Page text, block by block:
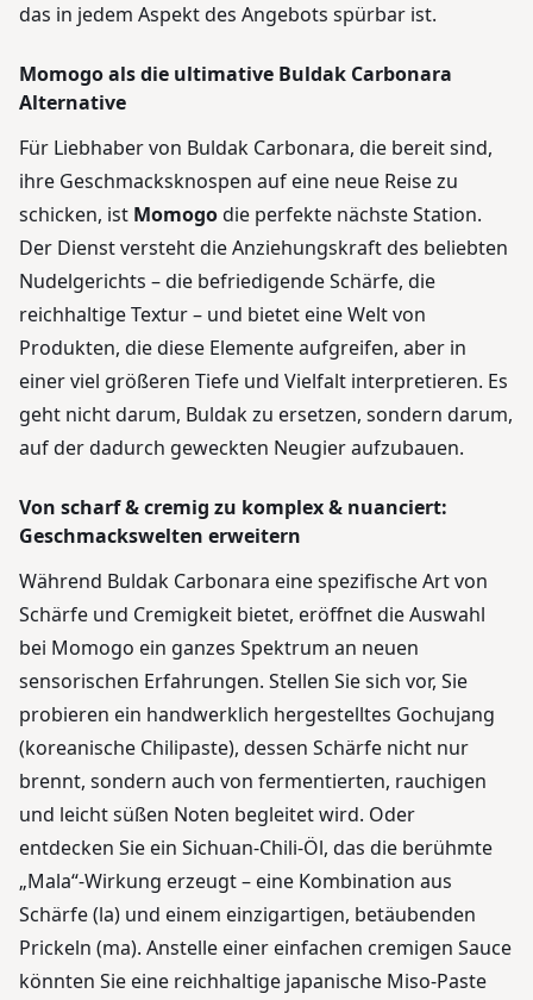
das in jedem Aspekt des Angebots spürbar ist.
Momogo als die ultimative Buldak Carbonara
Alternative
Für Liebhaber von Buldak Carbonara, die bereit sind,
ihre Geschmacksknospen auf eine neue Reise zu
schicken, ist Momogodie perfekte nächste Station.
Der Dienst versteht die Anziehungskraft des beliebten
Nudelgerichts – die befriedigende Schärfe, die
reichhaltige Textur – und bietet eine Welt von
Produkten, die diese Elemente aufgreifen, aber in
einer viel größeren Tiefe und Vielfalt interpretieren. Es
geht nicht darum, Buldak zu ersetzen, sondern darum,
auf der dadurch geweckten Neugier aufzubauen.
Von scharf & cremig zu komplex & nuanciert:
Geschmackswelten erweitern
Während Buldak Carbonara eine spezifische Art von
Schärfe und Cremigkeit bietet, eröffnet die Auswahl
bei Momogo ein ganzes Spektrum an neuen
sensorischen Erfahrungen. Stellen Sie sich vor, Sie
probieren ein handwerklich hergestelltes Gochujang
(koreanische Chilipaste), dessen Schärfe nicht nur
brennt, sondern auch von fermentierten, rauchigen
und leicht süßen Noten begleitet wird. Oder
entdecken Sie ein Sichuan-Chili-Öl, das die berühmte
„Mala“-Wirkung erzeugt – eine Kombination aus
Schärfe (la) und einem einzigartigen, betäubenden
Prickeln (ma). Anstelle einer einfachen cremigen Sauce
könnten Sie eine reichhaltige japanische Miso-Paste